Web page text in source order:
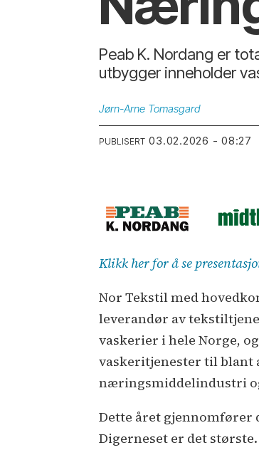
Peab K. Nordang er
utbygger inneholder
Jørn-Arne Tomasgard
PUBLISERT 03.02.2026 - 08:27
Klikk her for å se
Nor Tekstil med
leverandør av
vaskerier i hele Norge,
vaskeritjenester til blant
næringsmiddelindustri
Dette året gjennomfører
Digerneset er det